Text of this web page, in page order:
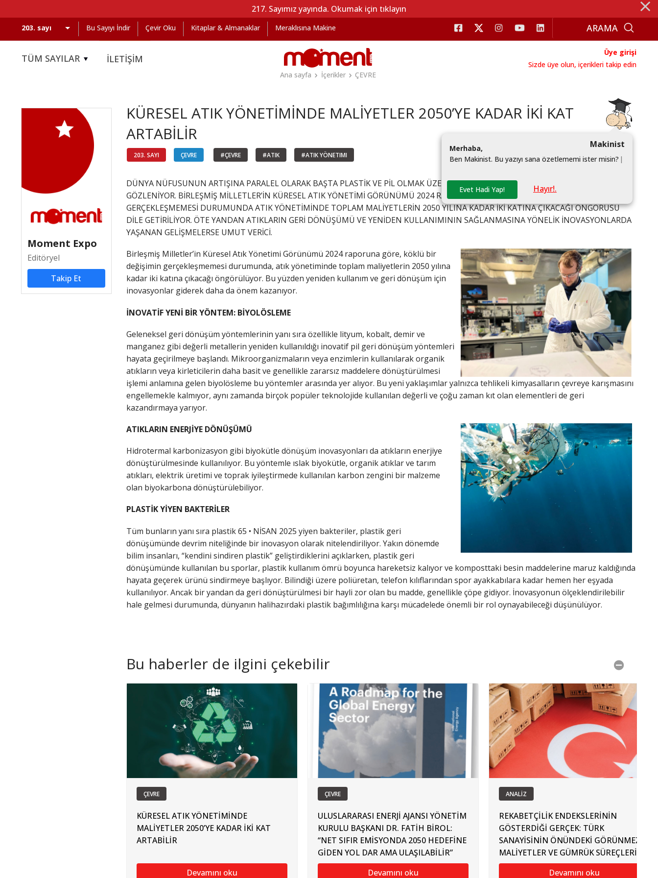
217. Sayımız yayında. Okumak için tıklayın ⨯
Bu Sayıyı İndir Çevir Oku Kitaplar & Almanaklar Meraklısına Makine
TÜM SAYILAR İLETİŞİM
Üye girişi
Sizde üye olun, içerikleri takip edin
Ana sayfa
İçerikler ÇEVRE
Moment Expo
Editöryel
Takip Et
KÜRESEL ATIK YÖNETİMİNDE MALİYETLER 2050’YE KADAR İKİ KAT
ARTABİLİR
203. SAYI ÇEVRE #ÇEVRE #ATIK #ATIK YÖNETIMI
Makinist
Merhaba,
Ben Makinist. Bu yazıyı sana özetlememi ister misin? |
Evet Hadi Yap! Hayır!.
DÜNYA NÜFUSUNUN ARTIŞINA PARALEL OLARAK BAŞTA PLASTİK VE PİL OLMAK ÜZERE ATIK MİKTARINDA ÇOK BÜYÜK BİR ARTIŞ
GÖZLENİYOR. BİRLEŞMİŞ MİLLETLER’İN KÜRESEL ATIK YÖNETİMİ GÖRÜNÜMÜ 2024 RAPORU’NDA DA KÖKLÜ BİR DEĞİŞİMİN
GERÇEKLEŞMEMESİ DURUMUNDA ATIK YÖNETİMİNDE TOPLAM MALİYETLERİN 2050 YILINA KADAR İKİ KATINA ÇIKACAĞI ÖNGÖRÜSÜ
DİLE GETİRİLİYOR. ÖTE YANDAN ATIKLARIN GERİ DÖNÜŞÜMÜ VE YENİDEN KULLANIMININ SAĞLANMASINA YÖNELİK İNOVASYONLARDA
YAŞANAN GELİŞMELERSE UMUT VERİCİ.
Birleşmiş Milletler’in Küresel Atık Yönetimi Görünümü 2024 raporuna göre, köklü bir
değişimin gerçekleşmemesi durumunda, atık yönetiminde toplam maliyetlerin 2050 yılına
kadar iki katına çıkacağı öngörülüyor. Bu yüzden yeniden kullanım ve geri dönüşüm için
inovasyonlar giderek daha da önem kazanıyor.
İNOVATİF YENİ BİR YÖNTEM: BİYOLÖSLEME
Geleneksel geri dönüşüm yöntemlerinin yanı sıra özellikle lityum, kobalt, demir ve
manganez gibi değerli metallerin yeniden kullanıldığı inovatif pil geri dönüşüm yöntemleri
hayata geçirilmeye başlandı. Mikroorganizmaların veya enzimlerin kullanılarak organik
atıkların veya kirleticilerin daha basit ve genellikle zararsız maddelere dönüştürülmesi
işlemi anlamına gelen biyolösleme bu yöntemler arasında yer alıyor. Bu yeni yaklaşımlar yalnızca tehlikeli kimyasalların çevreye karışmasını
engellemekle kalmıyor, aynı zamanda birçok popüler teknolojide kullanılan değerli ve çoğu zaman kıt olan elementleri de geri
kazandırmaya yarıyor.
ATIKLARIN ENERJİYE DÖNÜŞÜMÜ
Hidrotermal karbonizasyon gibi biyokütle dönüşüm inovasyonları da atıkların enerjiye
dönüştürülmesinde kullanılıyor. Bu yöntemle ıslak biyokütle, organik atıklar ve tarım
atıkları, elektrik üretimi ve toprak iyileştirmede kullanılan karbon zengini bir malzeme
olan biyokarbona dönüştürülebiliyor.
PLASTİK YİYEN BAKTERİLER
Tüm bunların yanı sıra plastik 65 • NİSAN 2025 yiyen bakteriler, plastik geri
dönüşümünde devrim niteliğinde bir inovasyon olarak nitelendiriliyor. Yakın dönemde
bilim insanları, “kendini sindiren plastik” geliştirdiklerini açıklarken, plastik geri
dönüşümünde kullanılan bu sporlar, plastik kullanım ömrü boyunca hareketsiz kalıyor ve komposttaki besin maddelerine maruz kaldığında
hayata geçerek ürünü sindirmeye başlıyor. Bilindiği üzere poliüretan, telefon kılıflarından spor ayakkabılara kadar hemen her eşyada
kullanılıyor. Ancak bir yandan da geri dönüştürülmesi bir hayli zor olan bu madde, genellikle çöpe gidiyor. İnovasyonun ölçeklendirilebilir
hale gelmesi durumunda, dünyanın halihazırdaki plastik bağımlılığına karşı mücadelede önemli bir rol oynayabileceği düşünülüyor.
Bu haberler de ilgini çekebilir
ÇEVRE
KÜRESEL ATIK YÖNETİMİNDE
MALİYETLER 2050’YE KADAR İKİ KAT
ARTABİLİR
Devamını oku
ÇEVRE
ULUSLARARASI ENERJİ AJANSI YÖNETİM
KURULU BAŞKANI DR. FATİH BİROL:
“NET SIFIR EMİSYONDA 2050 HEDEFİNE
GİDEN YOL DAR AMA ULAŞILABİLİR”
Devamını oku
ANALİZ
REKABETÇİLİK ENDEKSLERİNİN
GÖSTERDİĞİ GERÇEK: TÜRK
SANAYİSİNİN ÖNÜNDEKİ GÖRÜNMEZ
MALİYETLER VE GÜMRÜK SÜREÇLERİ
Devamını oku